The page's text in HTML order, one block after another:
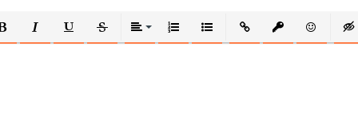
КУРСИВПОДЧЕРКНУТЫЙ
ЗАЧЕРКНУТЫЙВЫРАВНИВАНИЕ
НУМЕРОВАННЫЙ СПИСОК
МАРКИРОВАННЫЙ СПИСОК
ВСТАВИТЬ ССЫЛКУ
ВСТАВИТЬ